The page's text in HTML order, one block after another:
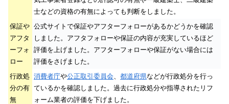
士などの資格の有無によっても判断をしました。
保証や
アフタ
ーフォ
ロー
公式サイトで保証やアフターフォローがあるかどうかを確認
しました。アフタフォローや保証の内容が充実しているほど
評価を上げました。アフターフォローや保証がない場合には
評価をさげました。
行政処
分の有
無
消費者庁や公正取引委員会 都道府県などが行政処分を行っ
ているかを確認しました。過去に行政処分や指導されたリフ
ォーム業者の評価を下げました。